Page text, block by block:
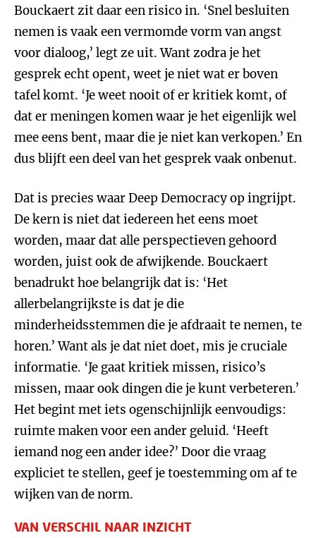
Bouckaert zit daar een risico in. ‘Snel besluiten
nemen is vaak een vermomde vorm van angst
voor dialoog,’ legt ze uit. Want zodra je het
gesprek echt opent, weet je niet wat er boven
tafel komt. ‘Je weet nooit of er kritiek komt, of
dat er meningen komen waar je het eigenlijk wel
mee eens bent, maar die je niet kan verkopen.’ En
dus blijft een deel van het gesprek vaak onbenut.
Dat is precies waar Deep Democracy op ingrijpt.
De kern is niet dat iedereen het eens moet
worden, maar dat alle perspectieven gehoord
worden, juist ook de afwijkende. Bouckaert
benadrukt hoe belangrijk dat is: ‘Het
allerbelangrijkste is dat je die
minderheidsstemmen die je afdraait te nemen, te
horen.’ Want als je dat niet doet, mis je cruciale
informatie. ‘Je gaat kritiek missen, risico’s
missen, maar ook dingen die je kunt verbeteren.’
Het begint met iets ogenschijnlijk eenvoudigs:
ruimte maken voor een ander geluid. ‘Heeft
iemand nog een ander idee?’ Door die vraag
expliciet te stellen, geef je toestemming om af te
wijken van de norm.
VAN VERSCHIL NAAR INZICHT